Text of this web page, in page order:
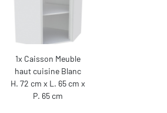
1x Caisson Meuble
haut cuisine Blanc
H. 72 cm x L. 65 cm x
P. 65 cm